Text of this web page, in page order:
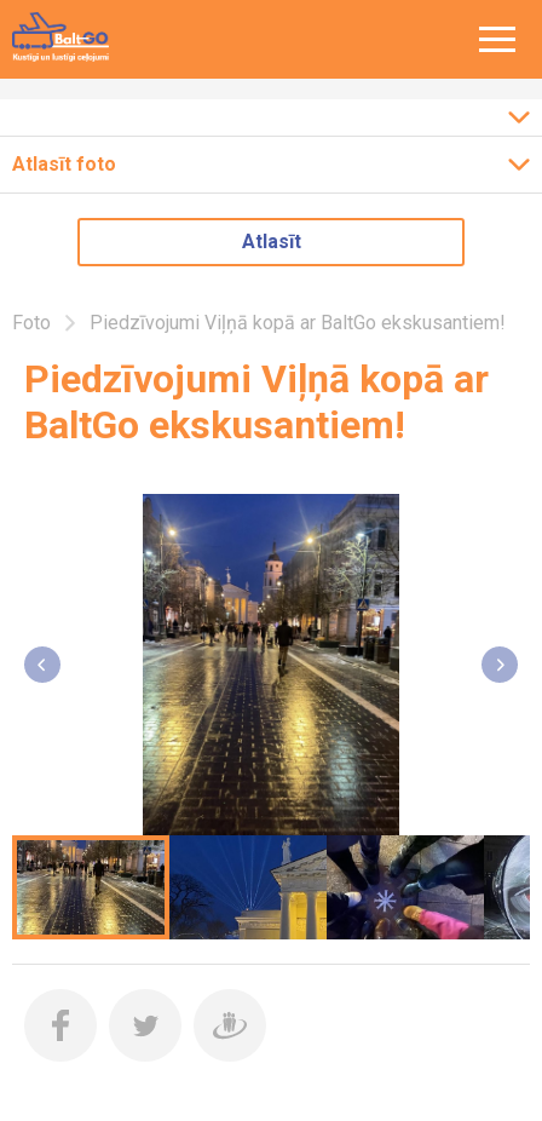
Ceļojumi pa Baltiju
Ceļojumi pa Latviju
Atlasīt foto
2023
2022
2018
Atlasīt
Foto Piedzīvojumi Viļņā kopā ar BaltGo ekskusantiem!
Piedzīvojumi Viļņā kopā ar
BaltGo ekskusantiem!